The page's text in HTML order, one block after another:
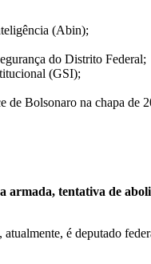
(Abin);
do Distrito Federal;
(GSI);
de Bolsonaro na chapa de
armada, tentativa de
é deputado